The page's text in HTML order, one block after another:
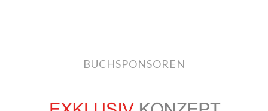
BUCHSPONSOREN